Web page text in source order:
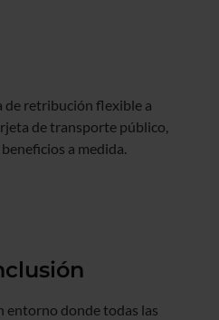
de retribución flexible a
de transporte público,
a medida.
entorno donde todas las